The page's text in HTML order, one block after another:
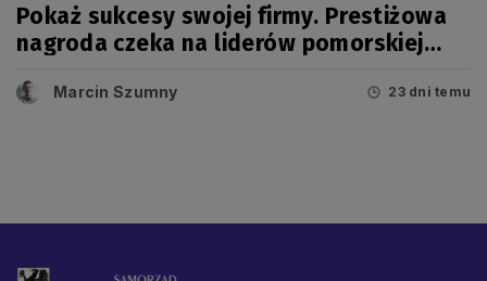
Pokaż sukcesy swojej firmy. Prestiżowa
nagroda czeka na liderów pomorskiej
Marcin Szumny 23 dni temu